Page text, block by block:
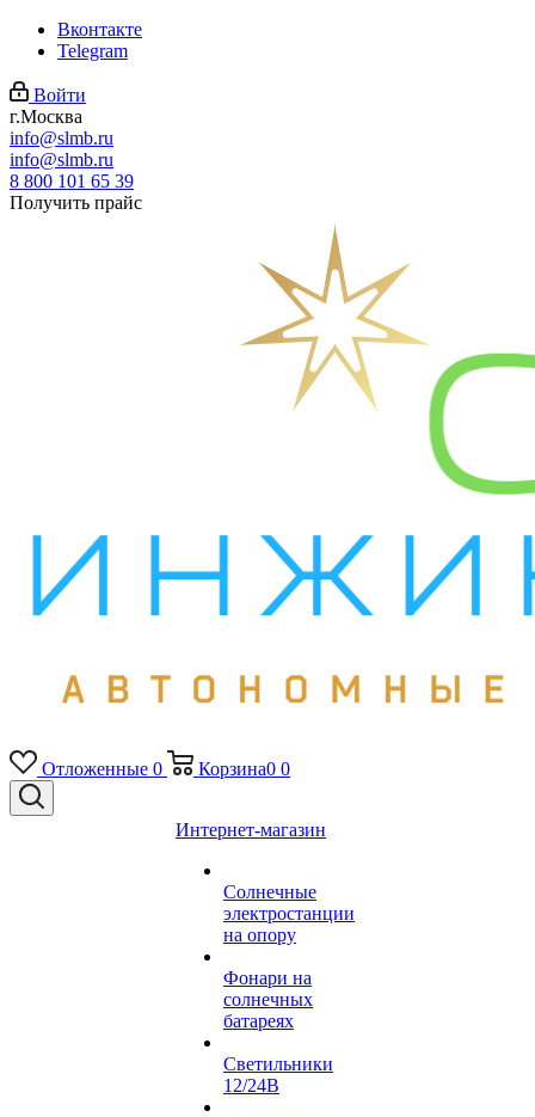
Вконтакте
Telegram
Войти
г.Москва
info@slmb.ru
info@slmb.ru
8 800 101 65 39
Получить прайс
Отложенные 0 Корзина0 0
Интернет-магазин
Солнечные
электростанции
на опору
Фонари на
солнечных
батареях
Светильники
12/24В